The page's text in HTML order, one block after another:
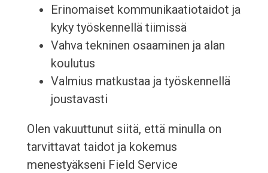
Erinomaiset kommunikaatiotaidot ja
kyky työskennellä tiimissä
Vahva tekninen osaaminen ja alan
koulutus
Valmius matkustaa ja työskennellä
joustavasti
Olen vakuuttunut siitä, että minulla on
tarvittavat taidot ja kokemus
menestyäkseni Field Service